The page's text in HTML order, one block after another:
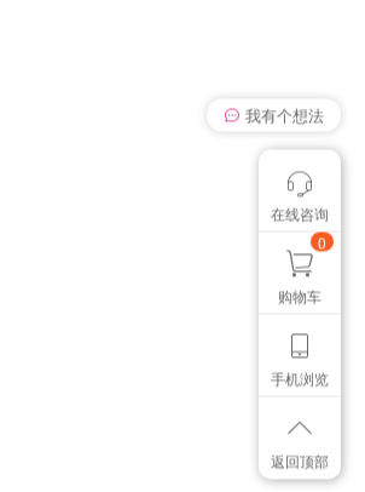
我有个想法
想找个色卡
颜色管控讨论
在线咨询
0
购物车
手机浏览
返回顶部